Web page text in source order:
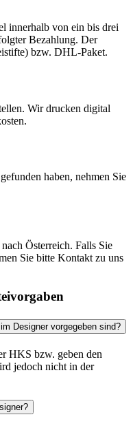
innerhalb von ein bis drei
Bezahlung. Der
bzw. DHL-Paket.
Wir drucken digital
haben, nehmen Sie
Österreich. Falls Sie
Sie bitte Kontakt zu uns
Designer vorgegeben sind?
HKS bzw. geben den
jedoch nicht in der